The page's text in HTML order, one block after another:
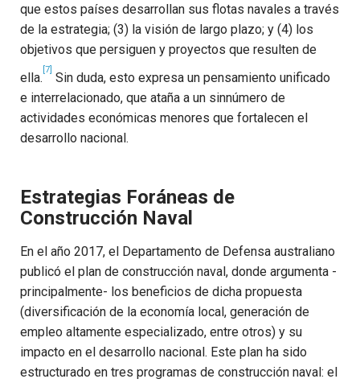
que estos países desarrollan sus flotas navales a través
de la estrategia; (3) la visión de largo plazo; y (4) los
objetivos que persiguen y proyectos que resulten de
ella.
[7]
Sin duda, esto expresa un pensamiento unificado
e interrelacionado, que ataña a un sinnúmero de
actividades económicas menores que fortalecen el
desarrollo nacional.
Estrategias Foráneas de
Construcción Naval
En el año 2017, el Departamento de Defensa australiano
publicó el plan de construcción naval, donde argumenta -
principalmente- los beneficios de dicha propuesta
(diversificación de la economía local, generación de
empleo altamente especializado, entre otros) y su
impacto en el desarrollo nacional. Este plan ha sido
estructurado en tres programas de construcción naval: el